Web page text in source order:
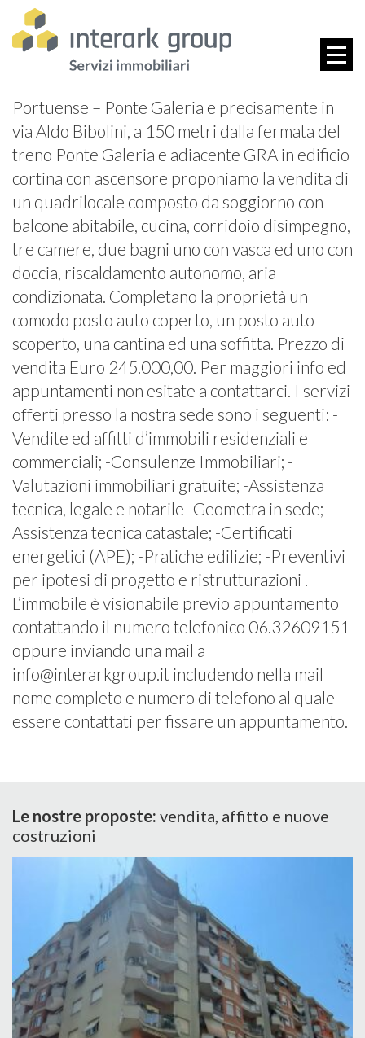
Portuense – Ponte Galeria e precisamente in
via Aldo Bibolini, a 150 metri dalla fermata del
treno Ponte Galeria e adiacente GRA in edificio
cortina con ascensore proponiamo la vendita di
un quadrilocale composto da soggiorno con
balcone abitabile, cucina, corridoio disimpegno,
tre camere, due bagni uno con vasca ed uno con
doccia, riscaldamento autonomo, aria
condizionata. Completano la proprietà un
comodo posto auto coperto, un posto auto
scoperto, una cantina ed una soffitta. Prezzo di
vendita Euro 245.000,00. Per maggiori info ed
appuntamenti non esitate a contattarci. I servizi
offerti presso la nostra sede sono i seguenti: -
Vendite ed affitti d’immobili residenziali e
commerciali; -Consulenze Immobiliari; -
Valutazioni immobiliari gratuite; -Assistenza
tecnica, legale e notarile -Geometra in sede; -
Assistenza tecnica catastale; -Certificati
energetici (APE); -Pratiche edilizie; -Preventivi
per ipotesi di progetto e ristrutturazioni .
L’immobile è visionabile previo appuntamento
contattando il numero telefonico 06.32609151
oppure inviando una mail a
info@interarkgroup.it includendo nella mail
nome completo e numero di telefono al quale
essere contattati per fissare un appuntamento.
Le nostre proposte: vendita, affitto e nuove
costruzioni